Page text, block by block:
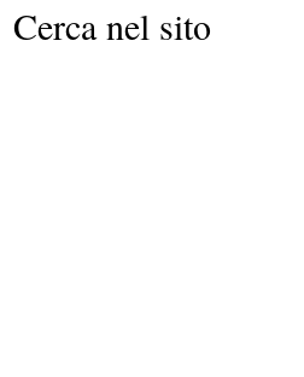
Cerca nel sito